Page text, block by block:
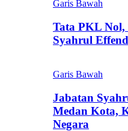
Garis Bawah
Tata PKL
Syahrul
Garis Bawah
Jabatan
Medan Kota,
Negara